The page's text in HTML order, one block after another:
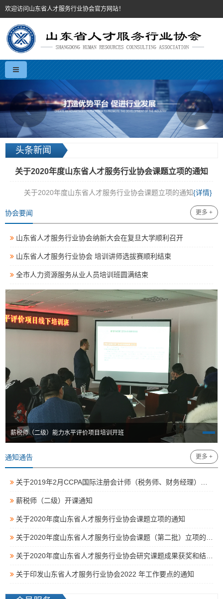
欢迎访问山东省人才服务行业协会官方网站！
头条新闻
关于2020年度山东省人才服务行业协会课题立项的通知
关于2020年度山东省人才服务行业协会课题立项的通知{详情}
更多 +
协会要闻
山东省人才服务行业协会纳新大会在复旦大学顺利召开
山东省人才服务行业协会 培训讲师选拔赛顺利结束
全市人力资源服务从业人员培训班圆满结束
薪税师（二级）能力水平评价项目培训开班
更多 +
通知通告
关于2019年2月CCPA国际注册会计师（税务师、财务经理）综合能力（薪税师方向）等级考试全国统一考试时间的公告
薪税师（二级）开课通知
关于2020年度山东省人才服务行业协会课题立项的通知
关于2020年度山东省人才服务行业协会课题（第二批）立项的通知
关于2020年度山东省人才服务行业协会研究课题成果获奖和结题名单的公示
关于印发山东省人才服务行业协会2022 年工作要点的通知